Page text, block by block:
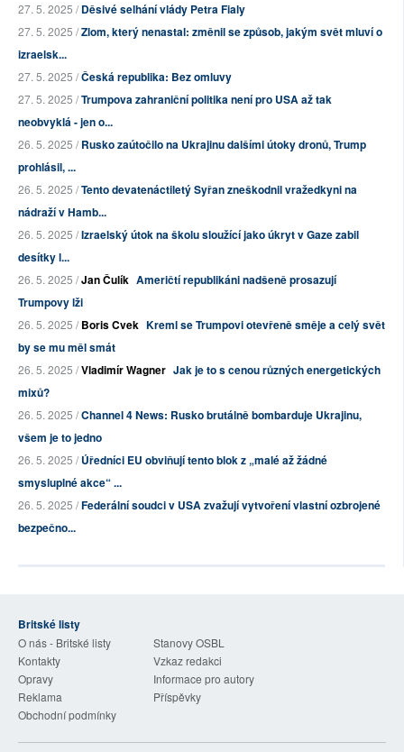
27. 5. 2025 /Děsivé selhání vlády Petra Fialy
27. 5. 2025 /Zlom, který nenastal: změnil se způsob, jakým svět mluví o
izraelsk...
27. 5. 2025 /Česká republika: Bez omluvy
27. 5. 2025 /Trumpova zahraniční politika není pro USA až tak
neobvyklá - jen o...
26. 5. 2025 /Rusko zaútočilo na Ukrajinu dalšími útoky dronů, Trump
prohlásil, ...
26. 5. 2025 /Tento devatenáctiletý Syřan zneškodnil vražedkyni na
nádraží v Hamb...
26. 5. 2025 /Izraelský útok na školu sloužící jako úkryt v Gaze zabil
desítky l...
26. 5. 2025 /Jan Čulík Američtí republikáni nadšeně prosazují
Trumpovy lži
26. 5. 2025 /Boris Cvek Kreml se Trumpovi otevřeně směje a celý svět
by se mu měl smát
26. 5. 2025 /Vladimír Wagner Jak je to s cenou různých energetických
mixů?
26. 5. 2025 /Channel 4 News: Rusko brutálně bombarduje Ukrajinu,
všem je to jedno
26. 5. 2025 /Úředníci EU obviňují tento blok z „malé až žádné
smysluplné akce“ ...
26. 5. 2025 /Federální soudci v USA zvažují vytvoření vlastní ozbrojené
bezpečno...
Britské listy
O nás - Britské listy
Stanovy OSBL
Kontakty
Vzkaz redakci
Opravy
Informace pro autory
Reklama
Příspěvky
Obchodní podmínky